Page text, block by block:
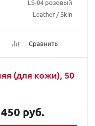
LS-04 розовый
Leather / Skin
Сравнить
(для кожи), 50
450 руб.